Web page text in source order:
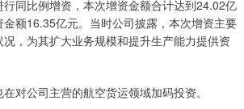
同比例增资，本次增资金额合计达到24.02亿
额16.35亿元。当时公司披露，本次增资主要
，为其扩大业务规模和提升生产能力提供资
公司主营的航空货运领域加码投资。